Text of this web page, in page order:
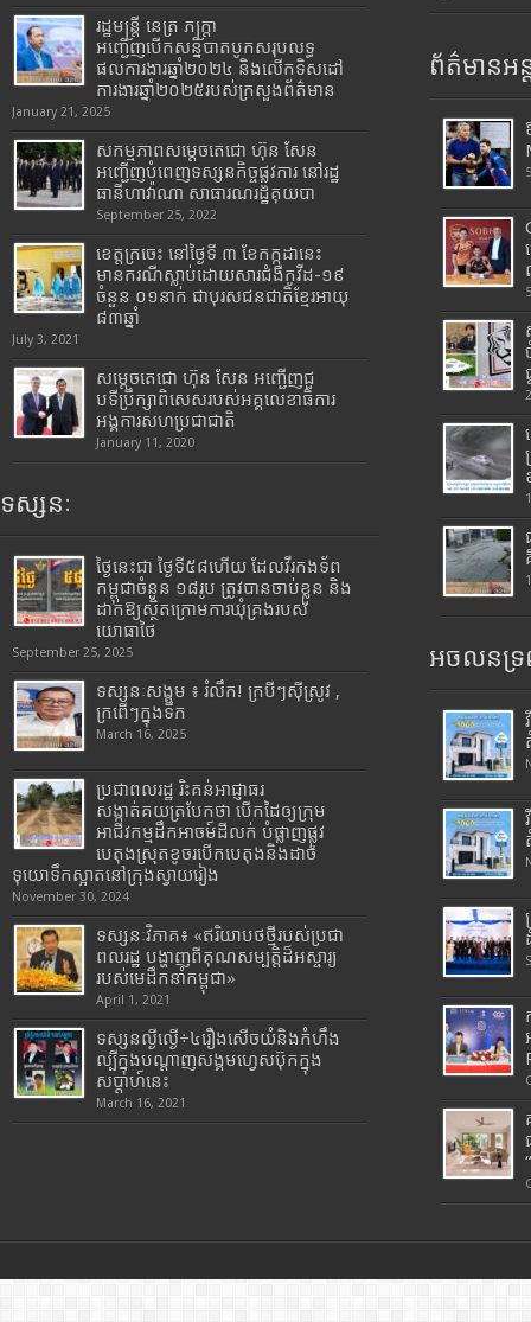
រដ្ឋមន្រ្តី​ នេត្រ​ ភក្ត្រា​
អញ្ជើញបើកសន្និបាតបូកសរុបលទ្ធ
ផលការងារឆ្នាំ២០២៤ និងលើកទិសដៅ
ការងារឆ្នាំ២០២៥របស់​ក្រសួង​ព័ត៌មាន​
January 21, 2025
សកម្មភាពសម្តេចតេជោ ហ៊ុន សែន
អញ្ជើញបំពេញទស្សនកិច្ចផ្លូវការ នៅរដ្ឋ
ធានីហាវ៉ាណា សាធារណរដ្ឋគុយបា
September 25, 2022
ខេត្តក្រចេះ នៅថ្ងៃទី ៣ ខែកក្កដានេះ
មានករណីស្លាប់ដោយសារជំងឺកូវីដ-១៩
ចំនួន ០១នាក់ ជាបុរសជនជាតិខ្មែរអាយុ
៨៣ឆ្នាំ
July 3, 2021
សម្តេចតេជោ ហ៊ុន សែន អញ្ជើញជួ
បទីប្រឹក្សាពិសេសរបស់អគ្គលេខាធិការ
អង្គការសហប្រជាជាតិ
January 11, 2020
ទស្សនៈ
ថ្ងៃនេះជា ថ្ងៃទី៥៨ហើយ ដែលវីរកងទ័ព
កម្ពុជាចំនួន ១៨រូប ត្រូវបានចាប់ខ្លួន និង
ដាក់ឱ្យស្ថិតក្រោមការឃុំគ្រងរបស់
យោធាថៃ
September 25, 2025
ទស្សនៈសង្គម ៖ រំលឹក! ក្របីៗស៊ីស្រូវ ,
ក្រពើៗក្នុងទឹក
March 16, 2025
ប្រជាពលរដ្ឋ រិះគន់អាជ្ញាធរ
សង្កាត់គយត្របែកថា បើកដៃឲ្យក្រុម
អាជីវកម្មដឹកអាចម៍ដីលក់ បំផ្លាញផ្លូវ
បេតុងស្រុតខូចរបើកបេតុងនិងដាច់
ទុយោទឹកស្អាតនៅក្រុងស្វាយរៀង
November 30, 2024
ទស្សនៈវិភាគ៖ «ឥរិយាបថថ្មីរបស់ប្រជា
ពលរដ្ឋ បង្ហាញពីគុណសម្បត្តិដ៏អស្ចារ្យ
របស់មេដឹកនាំកម្ពុជា»
April 1, 2021
ទស្សនល្ងីល្ងើ÷៤រឿងសើចយំនិងកំហឹង
ល្បីក្នុងបណ្តាញសង្គមហ្វេសប៊ុកក្នុង
សប្តាហ៍នេះ
March 16, 2021
ព័ត៌មានអន្
អចលនទ្រ